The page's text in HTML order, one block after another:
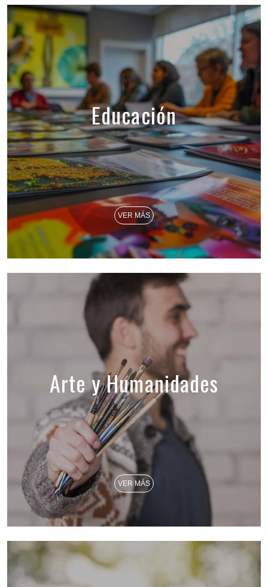
Educación
VER MÁS
Arte y Humanidades
VER MÁS